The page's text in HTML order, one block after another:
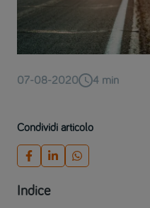
07-08-2020 4 min
Condividi articolo
Indice